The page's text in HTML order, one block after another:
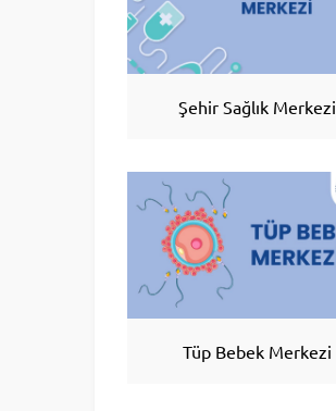
Şehir Sağlık Merkezi
Tüp Bebek Merkezi